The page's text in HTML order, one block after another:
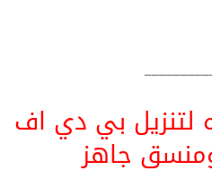
لتنزيل بي دي اف